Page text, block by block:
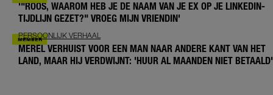
'"ROOS, WAAROM HEB JE DE NAAM VAN JE EX OP JE LINKEDIN-
TIJDLIJN GEZET?" VROEG MIJN VRIENDIN'
PERSOONLIJK VERHAAL
MEREL VERHUIST VOOR EEN MAN NAAR ANDERE KANT VAN HET
LAND, MAAR HIJ VERDWIJNT: 'HUUR AL MAANDEN NIET BETAALD'